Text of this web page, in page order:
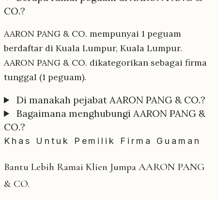
CO.?
AARON PANG & CO. mempunyai 1 peguam
berdaftar di Kuala Lumpur, Kuala Lumpur.
AARON PANG & CO. dikategorikan sebagai firma
tunggal (1 peguam).
Di manakah pejabat AARON PANG & CO.?
Bagaimana menghubungi AARON PANG &
CO.?
Khas Untuk Pemilik Firma Guaman
Bantu Lebih Ramai Klien Jumpa AARON PANG
& CO.